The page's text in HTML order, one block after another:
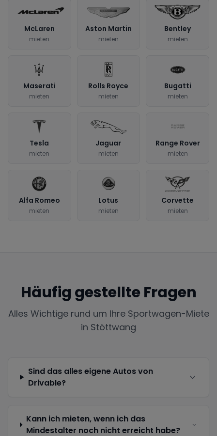
McLaren
mieten
Aston Martin
mieten
Bentley
mieten
Maserati
mieten
Rolls Royce
mieten
Bugatti
mieten
Tesla
mieten
Jaguar
mieten
Range Rover
mieten
Alfa Romeo
mieten
Lotus
mieten
Corvette
mieten
Häufig gestellte Fragen
Alles Wichtige rund um Ihre Sportwagen-Miete
in Stöttwang
Sind das alles eigene Autos von
Drivable?
Kann ich mieten, wenn ich das
Mindestalter noch nicht erreicht habe?